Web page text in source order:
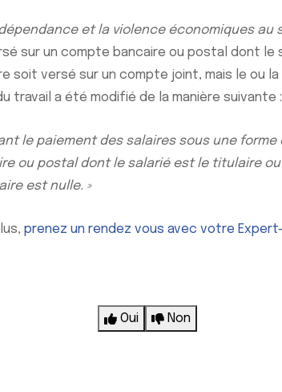
et la violence économiques au
sur un compte bancaire ou postal dont le
soit versé sur un compte joint, mais le ou
travail a été modifié de la manière suivante :
le paiement des salaires sous une
ou postal dont le salarié est le titulaire
est nulle. »
prenez un rendez vous avec votre
Oui Non